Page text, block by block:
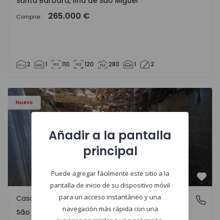
Comprar 265.000 €
2 1 110 120 280 1 2
Nuevo
Casa Vila Real, São Tomé do Castelo e Justes - 1575189 - 1
São Tomé do Castelo e Justes, Vila Real
Casa de Campo
São Tomé do Castelo e Justes, Vila Real
Añadir a la pantalla
principal
Puede agregar fácilmente este sitio a la
pantalla de inicio de su dispositivo móvil
para un acceso instantáneo y una
navegación más rápida con una